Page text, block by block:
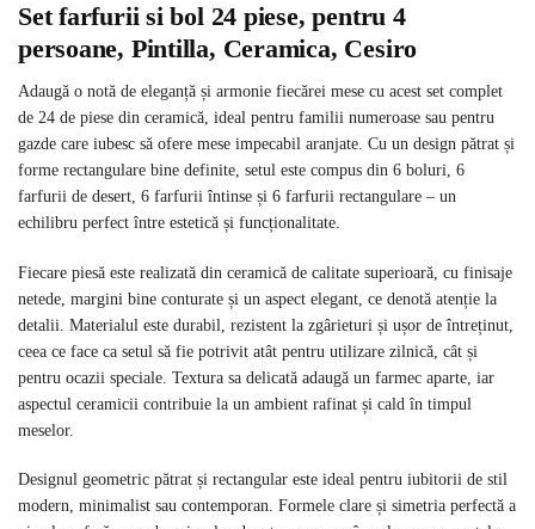
Set farfurii si bol 24 piese, pentru 4
persoane, Pintilla, Ceramica, Cesiro
Adaugă o notă de eleganță și armonie fiecărei mese cu acest set complet
de 24 de piese din ceramică, ideal pentru familii numeroase sau pentru
gazde care iubesc să ofere mese impecabil aranjate. Cu un design pătrat și
forme rectangulare bine definite, setul este compus din 6 boluri, 6
farfurii de desert, 6 farfurii întinse și 6 farfurii rectangulare – un
echilibru perfect între estetică și funcționalitate.
Fiecare piesă este realizată din ceramică de calitate superioară, cu finisaje
netede, margini bine conturate și un aspect elegant, ce denotă atenție la
detalii. Materialul este durabil, rezistent la zgârieturi și ușor de întreținut,
ceea ce face ca setul să fie potrivit atât pentru utilizare zilnică, cât și
pentru ocazii speciale. Textura sa delicată adaugă un farmec aparte, iar
aspectul ceramicii contribuie la un ambient rafinat și cald în timpul
meselor.
Designul geometric pătrat și rectangular este ideal pentru iubitorii de stil
modern, minimalist sau contemporan. Formele clare și simetria perfectă a